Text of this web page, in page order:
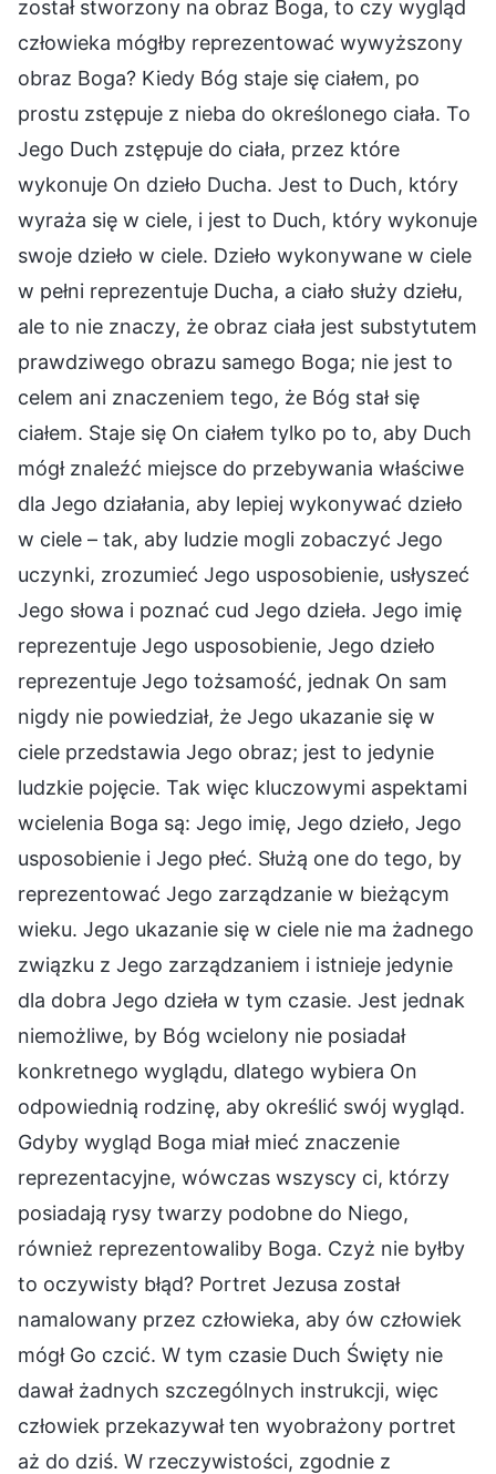
został stworzony na obraz Boga, to czy wygląd
człowieka mógłby reprezentować wywyższony
obraz Boga? Kiedy Bóg staje się ciałem, po
prostu zstępuje z nieba do określonego ciała. To
Jego Duch zstępuje do ciała, przez które
wykonuje On dzieło Ducha. Jest to Duch, który
wyraża się w ciele, i jest to Duch, który wykonuje
swoje dzieło w ciele. Dzieło wykonywane w ciele
w pełni reprezentuje Ducha, a ciało służy dziełu,
ale to nie znaczy, że obraz ciała jest substytutem
prawdziwego obrazu samego Boga; nie jest to
celem ani znaczeniem tego, że Bóg stał się
ciałem. Staje się On ciałem tylko po to, aby Duch
mógł znaleźć miejsce do przebywania właściwe
dla Jego działania, aby lepiej wykonywać dzieło
w ciele – tak, aby ludzie mogli zobaczyć Jego
uczynki, zrozumieć Jego usposobienie, usłyszeć
Jego słowa i poznać cud Jego dzieła. Jego imię
reprezentuje Jego usposobienie, Jego dzieło
reprezentuje Jego tożsamość, jednak On sam
nigdy nie powiedział, że Jego ukazanie się w
ciele przedstawia Jego obraz; jest to jedynie
ludzkie pojęcie. Tak więc kluczowymi aspektami
wcielenia Boga są: Jego imię, Jego dzieło, Jego
usposobienie i Jego płeć. Służą one do tego, by
reprezentować Jego zarządzanie w bieżącym
wieku. Jego ukazanie się w ciele nie ma żadnego
związku z Jego zarządzaniem i istnieje jedynie
dla dobra Jego dzieła w tym czasie. Jest jednak
niemożliwe, by Bóg wcielony nie posiadał
konkretnego wyglądu, dlatego wybiera On
odpowiednią rodzinę, aby określić swój wygląd.
Gdyby wygląd Boga miał mieć znaczenie
reprezentacyjne, wówczas wszyscy ci, którzy
posiadają rysy twarzy podobne do Niego,
również reprezentowaliby Boga. Czyż nie byłby
to oczywisty błąd? Portret Jezusa został
namalowany przez człowieka, aby ów człowiek
mógł Go czcić. W tym czasie Duch Święty nie
dawał żadnych szczególnych instrukcji, więc
człowiek przekazywał ten wyobrażony portret
aż do dziś. W rzeczywistości, zgodnie z